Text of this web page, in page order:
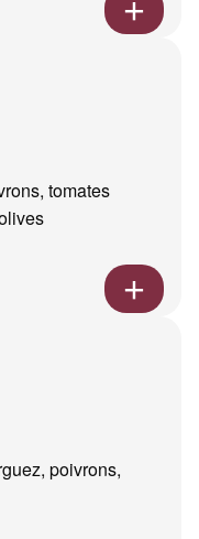
tomates
poivrons,